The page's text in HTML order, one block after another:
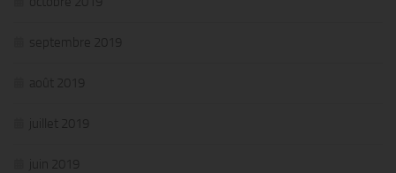
septembre 2019
août 2019
juillet 2019
juin 2019